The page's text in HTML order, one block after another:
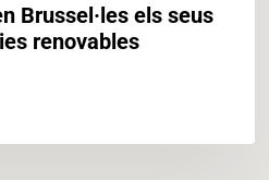
Brussel·les els seus
renovables